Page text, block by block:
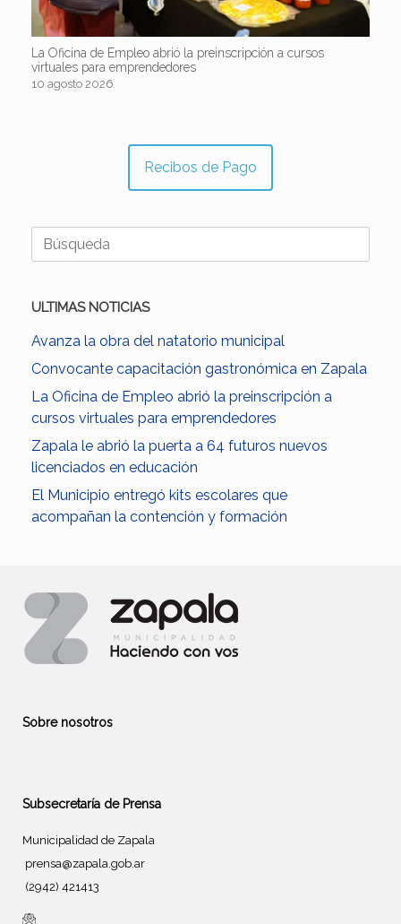
La Oficina de Empleo abrió la preinscripción a cursos
virtuales para emprendedores
10 agosto 2026
Recibos de Pago
Buscar:
ULTIMAS NOTICIAS
Avanza la obra del natatorio municipal
Convocante capacitación gastronómica en Zapala
La Oficina de Empleo abrió la preinscripción a
cursos virtuales para emprendedores
Zapala le abrió la puerta a 64 futuros nuevos
licenciados en educación
El Municipio entregó kits escolares que
acompañan la contención y formación
Sobre nosotros
Subsecretaría de Prensa
Municipalidad de Zapala
prensa@zapala.gob.ar
(2942) 421413